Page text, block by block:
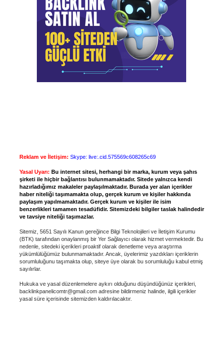
Reklam ve İletişim: Skype: live:.cid.575569c608265c69
Yasal Uyarı: Bu internet sitesi, herhangi bir marka, kurum veya şahıs
şirketi ile hiçbir bağlantısı bulunmamaktadır. Sitede yalnızca kendi
hazırladığımız makaleler paylaşılmaktadır. Burada yer alan içerikler
haber niteliği taşımamakta olup, gerçek kurum ve kişiler hakkında
paylaşım yapılmamaktadır. Gerçek kurum ve kişiler ile isim
benzerlikleri tamamen tesadüfidir. Sitemizdeki bilgiler taslak halindedir
ve tavsiye niteliği taşımazlar.
Sitemiz, 5651 Sayılı Kanun gereğince Bilgi Teknolojileri ve İletişim Kurumu
(BTK) tarafından onaylanmış bir Yer Sağlayıcı olarak hizmet vermektedir. Bu
nedenle, sitedeki içerikleri proaktif olarak denetleme veya araştırma
yükümlülüğümüz bulunmamaktadır. Ancak, üyelerimiz yazdıkları içeriklerin
sorumluluğunu taşımakta olup, siteye üye olarak bu sorumluluğu kabul etmiş
sayılırlar.
Hukuka ve yasal düzenlemelere aykırı olduğunu düşündüğünüz içerikleri,
backlinkpanelicomtr@gmail.comadresine bildirmeniz halinde, ilgili içerikler
yasal süre içerisinde sitemizden kaldırılacaktır.